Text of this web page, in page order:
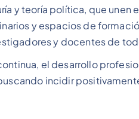
y teoría política, que unen
y espacios de
y docentes de
el desarrollo
incidir